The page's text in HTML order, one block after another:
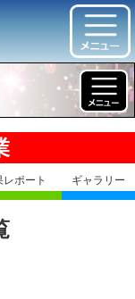
ポート ギャラリー